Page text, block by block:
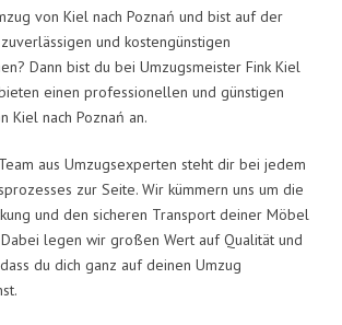
von Kiel nach Poznań und bist auf der
und kostengünstigen
Dann bist du bei Umzugsmeister Fink Kiel
einen professionellen und günstigen
Kiel nach Poznań an.
aus Umzugsexperten steht dir bei jedem
zur Seite. Wir kümmern uns um die
und den sicheren Transport deiner Möbel
legen wir großen Wert auf Qualität und
du dich ganz auf deinen Umzug